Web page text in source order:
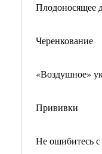
Плодоносящее
Черенкование
«Воздушное»
Прививки
Не ошибитесь